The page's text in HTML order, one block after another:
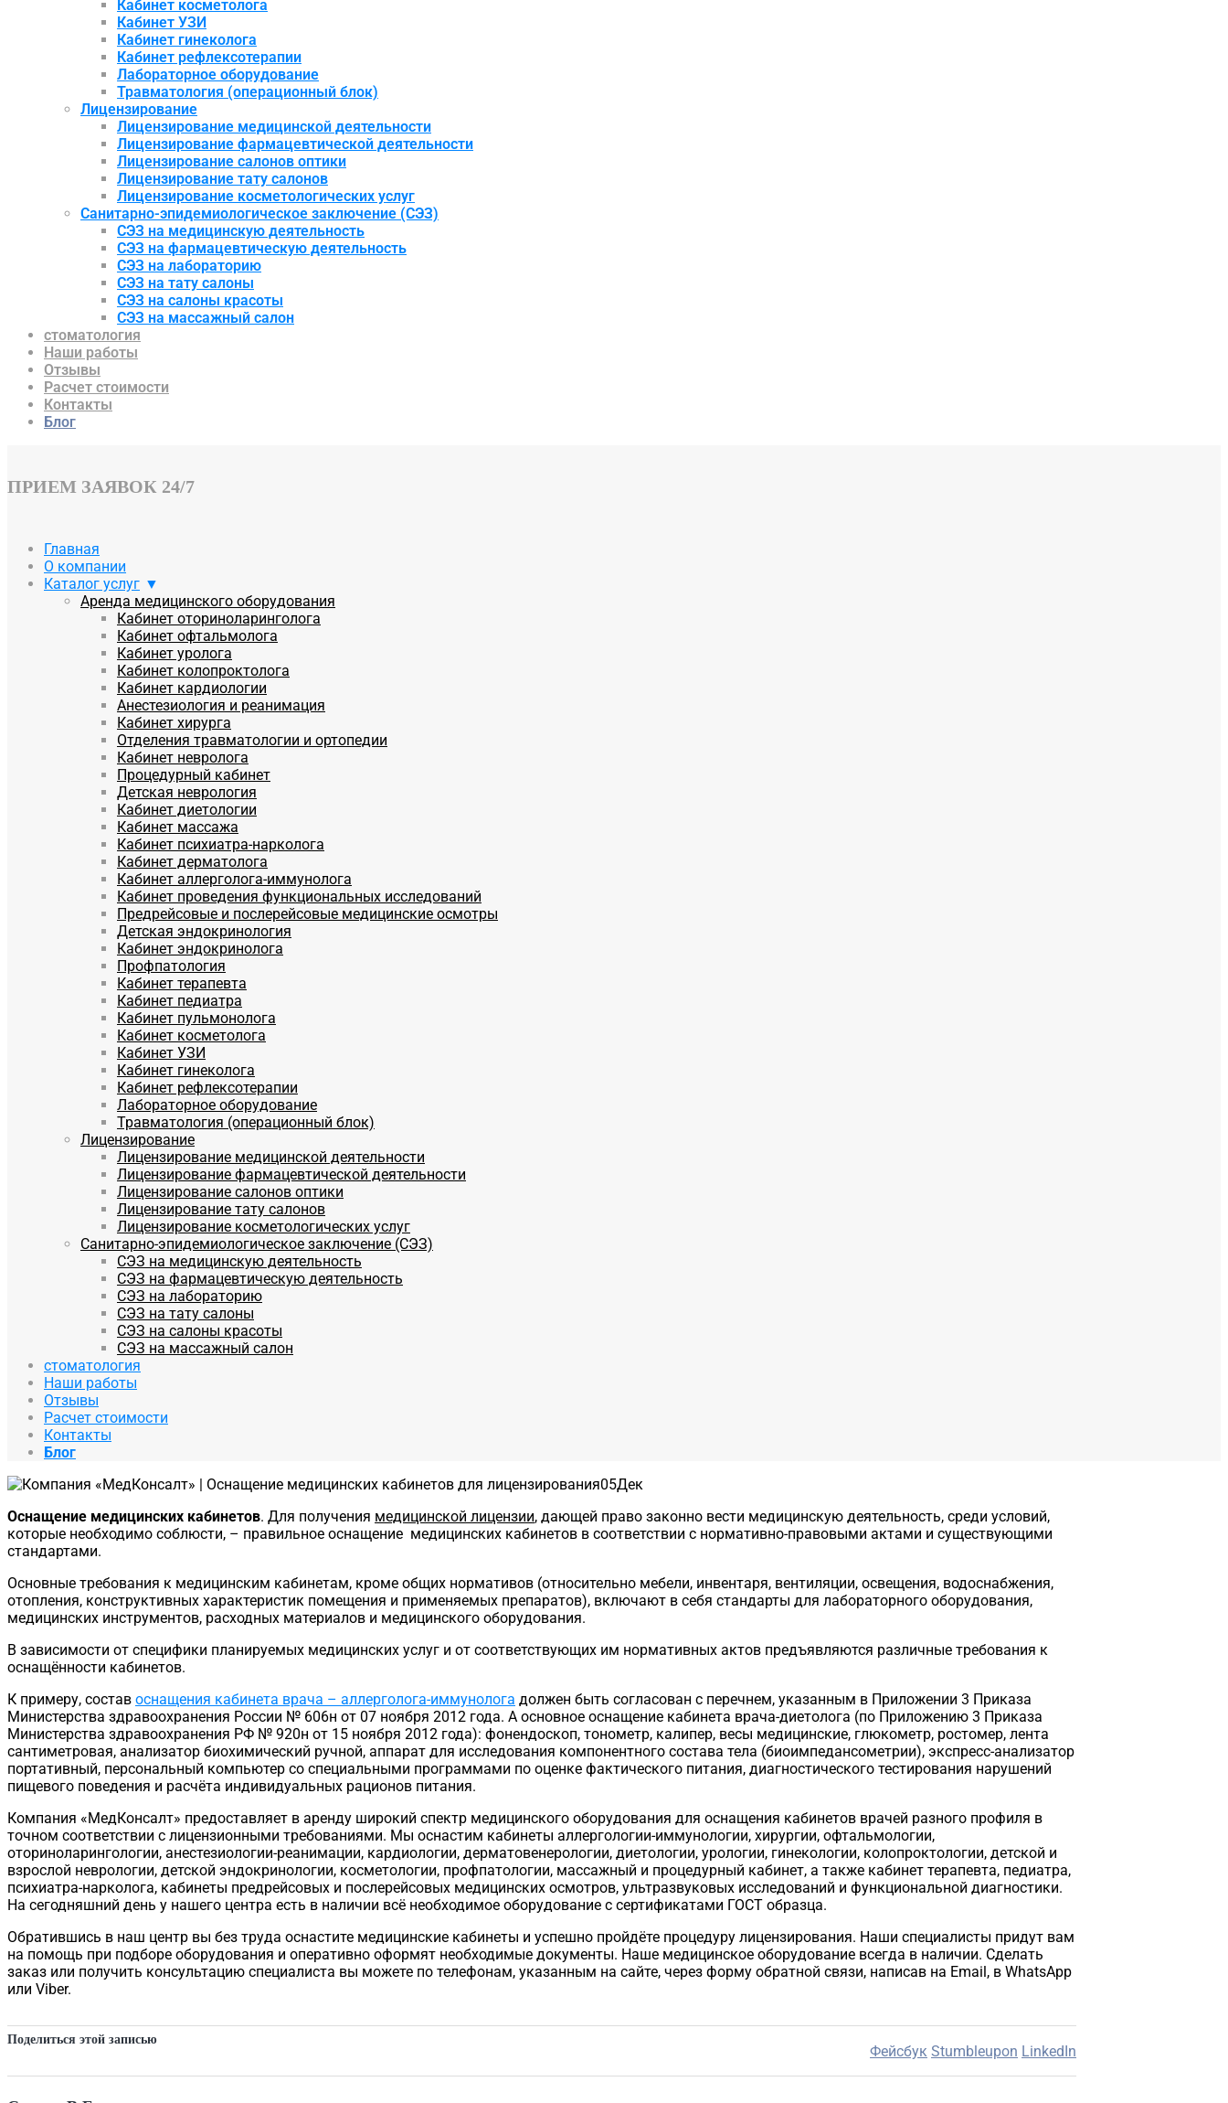
Кабинет косметолога
Кабинет УЗИ
Кабинет гинеколога
Кабинет рефлексотерапии
Лабораторное оборудование
Травматология (операционный блок)
Лицензирование
Лицензирование медицинской деятельности
Лицензирование фармацевтической деятельности
Лицензирование салонов оптики
Лицензирование тату салонов
Лицензирование косметологических услуг
Санитарно-эпидемиологическое заключение (СЭЗ)
СЭЗ на медицинскую деятельность
СЭЗ на фармацевтическую деятельность
СЭЗ на лабораторию
СЭЗ на тату салоны
СЭЗ на салоны красоты
СЭЗ на массажный салон
стоматология
Наши работы
Отзывы
Расчет стоимости
Контакты
Блог
ПРИЕМ ЗАЯВОК 24/7
Главная
О компании
Каталог услуг
Аренда медицинского оборудования
Кабинет оториноларинголога
Кабинет офтальмолога
Кабинет уролога
Кабинет колопроктолога
Кабинет кардиологии
Анестезиология и реанимация
Кабинет хирурга
Отделения травматологии и ортопедии
Кабинет невролога
Процедурный кабинет
Детская неврология
Кабинет диетологии
Кабинет массажа
Кабинет психиатра-нарколога
Кабинет дерматолога
Кабинет аллерголога-иммунолога
Кабинет проведения функциональных исследований
Предрейсовые и послерейсовые медицинские осмотры
Детская эндокринология
Кабинет эндокринолога
Профпатология
Кабинет терапевта
Кабинет педиатра
Кабинет пульмонолога
Кабинет косметолога
Кабинет УЗИ
Кабинет гинеколога
Кабинет рефлексотерапии
Лабораторное оборудование
Травматология (операционный блок)
Лицензирование
Лицензирование медицинской деятельности
Лицензирование фармацевтической деятельности
Лицензирование салонов оптики
Лицензирование тату салонов
Лицензирование косметологических услуг
Санитарно-эпидемиологическое заключение (СЭЗ)
СЭЗ на медицинскую деятельность
СЭЗ на фармацевтическую деятельность
СЭЗ на лабораторию
СЭЗ на тату салоны
СЭЗ на салоны красоты
СЭЗ на массажный салон
стоматология
Наши работы
Отзывы
Расчет стоимости
Контакты
Блог
05Дек
Оснащение медицинских кабинетов. Для получения медицинской лицензии, дающей право законно вести медицинскую деятельность, среди условий,
которые необходимо соблюсти, – правильное оснащение медицинских кабинетов в соответствии с нормативно-правовыми актами и существующими
стандартами.
Основные требования к медицинским кабинетам, кроме общих нормативов (относительно мебели, инвентаря, вентиляции, освещения, водоснабжения,
отопления, конструктивных характеристик помещения и применяемых препаратов), включают в себя стандарты для лабораторного оборудования,
медицинских инструментов, расходных материалов и медицинского оборудования.
В зависимости от специфики планируемых медицинских услуг и от соответствующих им нормативных актов предъявляются различные требования к
оснащённости кабинетов.
К примеру, состав оснащения кабинета врача – аллерголога-иммунолога должен быть согласован с перечнем, указанным в Приложении 3 Приказа
Министерства здравоохранения России № 606н от 07 ноября 2012 года. А основное оснащение кабинета врача-диетолога (по Приложению 3 Приказа
Министерства здравоохранения РФ № 920н от 15 ноября 2012 года): фонендоскоп, тонометр, калипер, весы медицинские, глюкометр, ростомер, лента
сантиметровая, анализатор биохимический ручной, аппарат для исследования компонентного состава тела (биоимпедансометрии), экспресс-анализатор
портативный, персональный компьютер со специальными программами по оценке фактического питания, диагностического тестирования нарушений
пищевого поведения и расчёта индивидуальных рационов питания.
Компания «МедКонсалт» предоставляет в аренду широкий спектр медицинского оборудования для оснащения кабинетов врачей разного профиля в
точном соответствии с лицензионными требованиями. Мы оснастим кабинеты аллергологии-иммунологии, хирургии, офтальмологии,
оториноларингологии, анестезиологии-реанимации, кардиологии, дерматовенерологии, диетологии, урологии, гинекологии, колопроктологии, детской и
взрослой неврологии, детской эндокринологии, косметологии, профпатологии, массажный и процедурный кабинет, а также кабинет терапевта, педиатра,
психиатра-нарколога, кабинеты предрейсовых и послерейсовых медицинских осмотров, ультразвуковых исследований и функциональной диагностики.
На сегодняшний день у нашего центра есть в наличии всё необходимое оборудование с сертификатами ГОСТ образца.
Обратившись в наш центр вы без труда оснастите медицинские кабинеты и успешно пройдёте процедуру лицензирования. Наши специалисты придут вам
на помощь при подборе оборудования и оперативно оформят необходимые документы. Наше медицинское оборудование всегда в наличии. Сделать
заказ или получить консультацию специалиста вы можете по телефонам, указанным на сайте, через форму обратной связи, написав на Email, в WhatsApp
или Viber.
Поделиться этой записью
Фейсбук Stumbleupon LinkedIn